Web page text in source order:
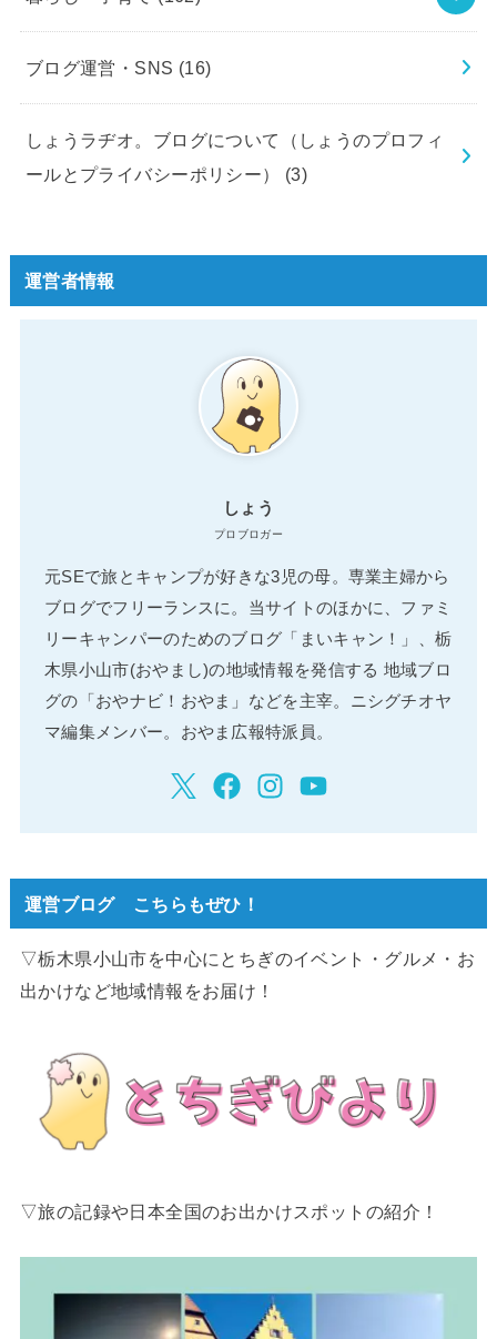
ブログ運営・SNS (16)
しょうラヂオ。ブログについて（しょうのプロフィ
ールとプライバシーポリシー） (3)
運営者情報
しょう
プロブロガー
元SEで旅とキャンプが好きな3児の母。専業主婦から
ブログでフリーランスに。当サイトのほかに、ファミ
リーキャンパーのためのブログ「まいキャン！」、栃
木県小山市(おやまし)の地域情報を発信する 地域ブロ
グの「おやナビ！おやま」などを主宰。ニシグチオヤ
マ編集メンバー。おやま広報特派員。
運営ブログ こちらもぜひ！
▽栃木県小山市を中心にとちぎのイベント・グルメ・お
出かけなど地域情報をお届け！
▽旅の記録や日本全国のお出かけスポットの紹介！